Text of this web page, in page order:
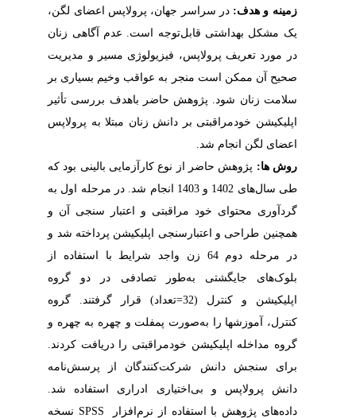
زمینه و هدف: در سراسر جهان،پرولاپس اعضای لگن،
یک مشکل بهداشتی قابل‌توجه است. عدم آگاهی زنان
در مورد تعریف پرولاپس ، فیزیولوژی مسیر و مدیریت
صحیح آن ممکن است منجر به عواقب وخیم بسیاری بر
سلامت زنان شود. پژوهش حاضر باهدف بررسی تأثیر
اپلیکیشن خودمراقبتی بر دانش زنان مبتلا به پرولاپس
اعضای لگن انجام شد.
پژوهش حاضر از نوع کار‌آزمایی بالینی بود که
طی سال‌های 1402 و 1403 انجام شد. در مرحله اول به
گردآوری محتوای خود مراقبتی و اعتبار سنجی آن و
همچنین طراحی و اعتبار‌سنجی اپلیکیشن پرداخته شد و
در مرحله دوم 64 زن واجد شرایط با استفاده از
بلوک‌های جایگشتی به‌طور تصادفی در دو گروه
اپلیکیشن و کنترل (32=‌تعداد) قرار گرفتند. گروه
کنترل، آموزش­ها را به‌صورت پمفلت و چهره به چهره و
گروه مداخله اپلیکیشن خود‌مراقبتی را دریافت کردند.
برای سنجش دانش شرکت‌کنندگان از پرسش‌نامه
دانش پرولاپس و بی‌اختیاری ادراری استفاده شد.
داده‌های پژوهش با استفاده از نرم‌افزار
SPSS
نسخه